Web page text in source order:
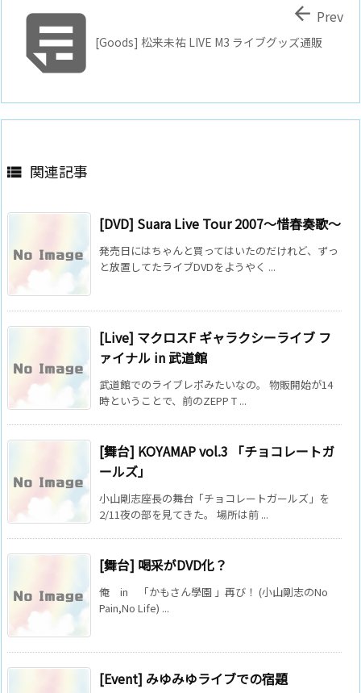
[Goods] 松来未祐 LIVE M3 ライブグッズ通販
 Prev
 関連記事
[DVD] Suara Live Tour 2007～惜春奏歌～
発売日にはちゃんと買ってはいたのだけれど、ずっ
と放置してたライブDVDをようやく ...
[Live] マクロスF ギャラクシーライブ フ
ァイナル in 武道館
武道館でのライブレポみたいなの。 物販開始が14
時ということで、前のZEPP T ...
[舞台] KOYAMAP vol.3 「チョコレートガ
ールズ」
小山剛志座長の舞台「チョコレートガールズ」を
2/11夜の部を見てきた。 場所は前 ...
[舞台] 喝采がDVD化？
俺 in 「かもさん學園 」再び！ (小山剛志のNo
Pain,No Life) ...
[Event] みゆみゆライブでの宿題